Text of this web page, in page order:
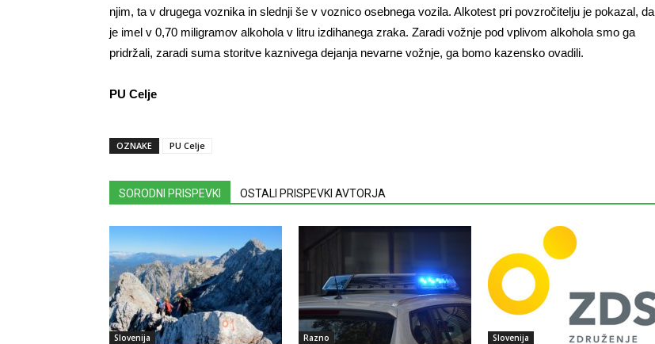
njim, ta v drugega voznika in slednji še v voznico osebnega vozila. Alkotest pri povzročitelju je pokazal, da
je imel v 0,70 miligramov alkohola v litru izdihanega zraka. Zaradi vožnje pod vplivom alkohola smo ga
pridržali, zaradi suma storitve kaznivega dejanja nevarne vožnje, ga bomo kazensko ovadili.
PU Celje
OZNAKE PU Celje
SORODNI PRISPEVKI OSTALI PRISPEVKI AVTORJA
Slovenija Razno Slovenija